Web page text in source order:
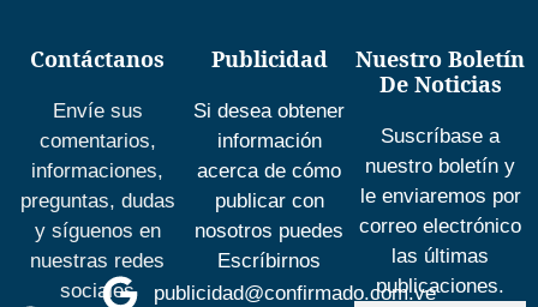
Contáctanos
Envíe sus
comentarios,
informaciones,
preguntas, dudas
y síguenos en
nuestras redes
sociales
Publicidad
Si desea obtener
información
acerca de cómo
publicar con
nosotros puedes
Escríbirnos
publicidad@confirmado.com.ve
Nuestro Boletín
De Noticias
Suscríbase a
nuestro boletín y
le enviaremos por
correo electrónico
las últimas
publicaciones.